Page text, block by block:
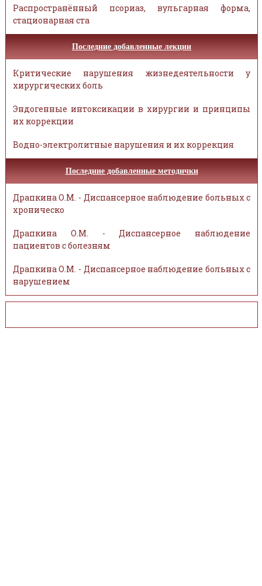
Распространённый псориаз, вульгарная форма,
стационарная ста
Последние добавленные лекции
Критические нарушения жизнедеятельности у
хирургических боль
Эндогенные интоксикации в хирургии и принципы
их коррекции
Водно-электролитные нарушения и их коррекция
Последние добавленные методички
Драпкина О.М. - Диспансерное наблюдение больных с
хроническо
Драпкина О.М. - Диспансерное наблюдение
пациентов с болезням
Драпкина О.М. - Диспансерное наблюдение больных с
нарушением